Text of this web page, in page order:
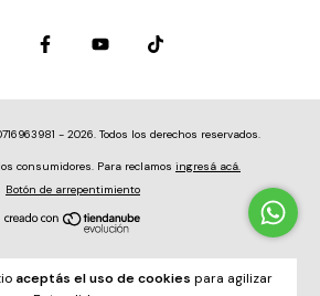
aceptás el uso de cookies para agilizar
- 2026. Todos los derechos reservados.
consumidores. Para reclamos ingresá acá.
Botón de arrepentimiento